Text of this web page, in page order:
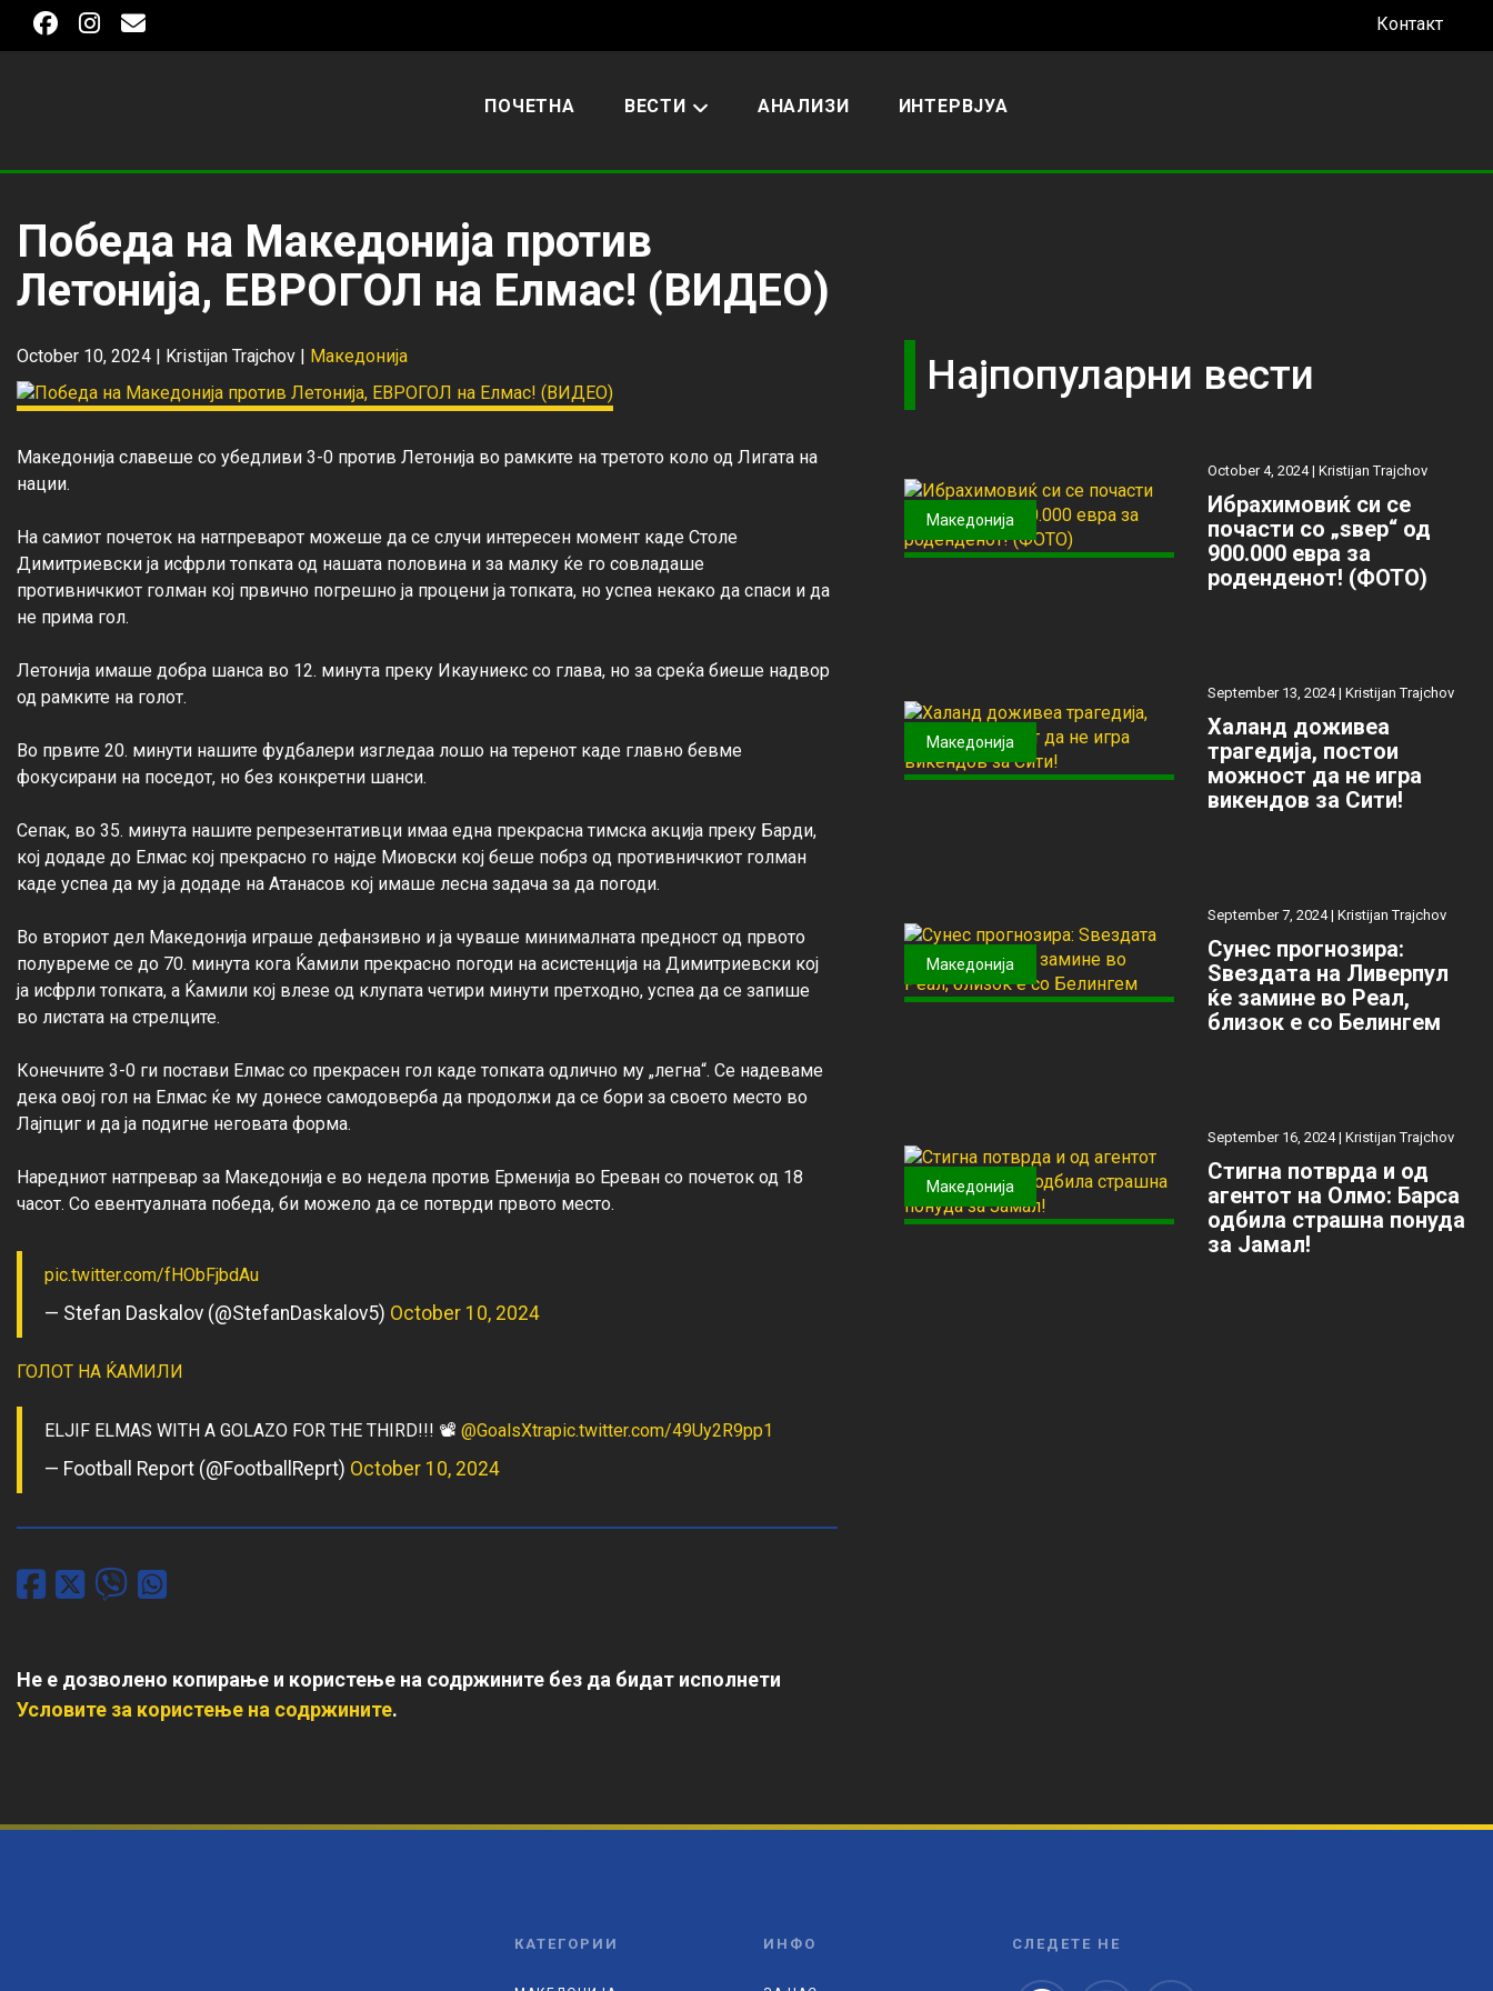
Контакт
ПОЧЕТНА ВЕСТИ АНАЛИЗИ ИНТЕРВЈУА
Победа на Македонија против
Летонија, ЕВРОГОЛ на Елмас! (ВИДЕО)
October 10, 2024 | Kristijan Trajchov | Македонија
Македонија славеше со убедливи 3-0 против Летонија во рамките на третото коло од Лигата на
нации.
На самиот почеток на натпреварот можеше да се случи интересен момент каде Столе
Димитриевски ја исфрли топката од нашата половина и за малку ќе го совладаше
противничкиот голман кој првично погрешно ја процени ја топката, но успеа некако да спаси и да
не прима гол.
Летонија имаше добра шанса во 12. минута преку Икауниекс со глава, но за среќа биеше надвор
од рамките на голот.
Во првите 20. минути нашите фудбалери изгледаа лошо на теренот каде главно бевме
фокусирани на поседот, но без конкретни шанси.
Сепак, во 35. минута нашите репрезентативци имаа една прекрасна тимска акција преку Барди,
кој додаде до Елмас кој прекрасно го најде Миовски кој беше побрз од противничкиот голман
каде успеа да му ја додаде на Атанасов кој имаше лесна задача за да погоди.
Во вториот дел Македонија играше дефанзивно и ја чуваше минималната предност од првото
полувреме се до 70. минута кога Ќамили прекрасно погоди на асистенција на Димитриевски кој
ја исфрли топката, а Ќамили кој влезе од клупата четири минути претходно, успеа да се запише
во листата на стрелците.
Конечните 3-0 ги постави Елмас со прекрасен гол каде топката одлично му „легна“. Се надеваме
дека овој гол на Елмас ќе му донесе самодоверба да продолжи да се бори за своето место во
Лајпциг и да ја подигне неговата форма.
Наредниот натпревар за Македонија е во недела против Ерменија во Ереван со почеток од 18
pic.twitter.com/fHObFjbdAu
— Stefan Daskalov (@StefanDaskalov5) October 10, 2024
ГОЛОТ НА ЌАМИЛИ
ELJIF ELMAS WITH A GOLAZO FOR THE THIRD!!! 📽️ @GoalsXtrapic.twitter.com/49Uy2R9pp1
— Football Report (@FootballReprt) October 10, 2024
Не е дозволено копирање и користење на содржините без да бидат исполнети
Условите за користење на содржините.
Најпопуларни вести
Македонија
October 4, 2024 | Kristijan Trajchov
Ибрахимовиќ си се
почасти со „ѕвер“ од
900.000 евра за
роденденот! (ФОТО)
Македонија
September 13, 2024 | Kristijan Trajchov
Халанд доживеа
трагедија, постои
можност да не игра
викендов за Сити!
Македонија
September 7, 2024 | Kristijan Trajchov
Сунес прогнозира:
Ѕвездата на Ливерпул
ќе замине во Реал,
близок е со Белингем
Македонија
September 16, 2024 | Kristijan Trajchov
Стигна потврда и од
агентот на Олмо: Барса
одбила страшна понуда
за Јамал!
КАТЕГОРИИ ИНФО СЛЕДЕТЕ НЕ